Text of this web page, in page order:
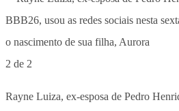
2 de 2
Rayne Luiza, ex-esposa de Pedro